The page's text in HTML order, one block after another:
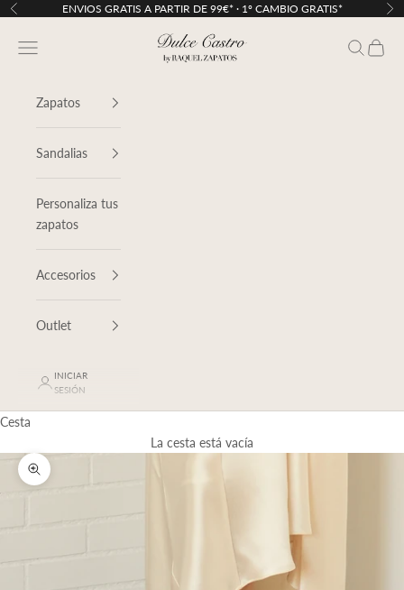
Ir al contenido
Anterior ENVIOS GRATIS A PARTIR DE 99€* · 1º CAMBIO GRATIS*
Dulce Castro
Menú Buscar
Cesta
Zapatos
Sandalias
Personaliza tus
zapatos
Accesorios
Outlet
INICIAR
SESIÓN
Cesta
La cesta está vacía
Zoom